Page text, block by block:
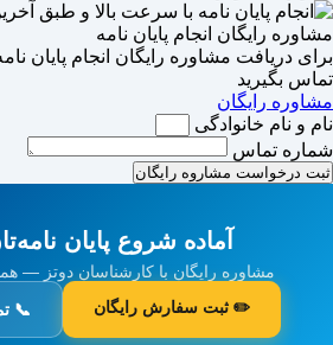
مشاوره رایگان انجام پایان نامه
برای دریافت مشاوره رایگان انجام پایان
تماس بگیرید
مشاوره رایگان
نام و نام خانوادگی
شماره تماس
ثبت درخواست مشاروه رایگان
آماده شروع پایان
مشاوره رایگان با کارشناسان دوتز —
✏️ ثبت سفارش رایگان 📞